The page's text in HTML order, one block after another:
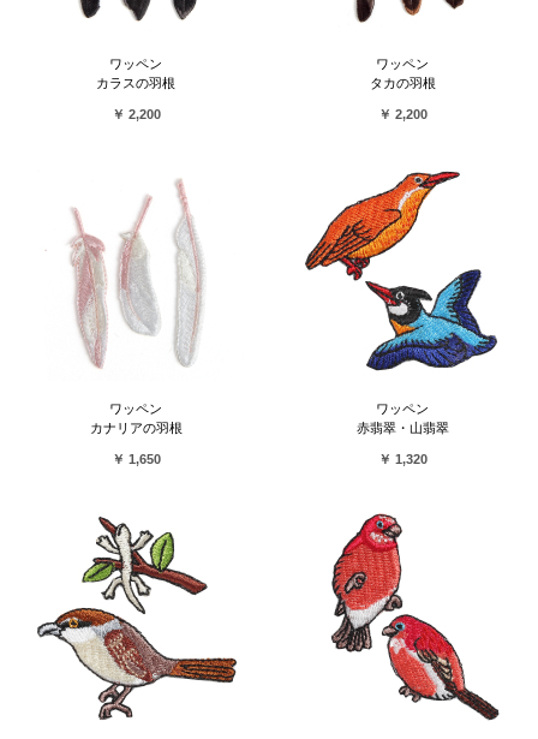
ワッペン
カラスの羽根
￥ 2,200
ワッペン
タカの羽根
￥ 2,200
ワッペン
カナリアの羽根
￥ 1,650
ワッペン
赤翡翠・山翡翠
￥ 1,320